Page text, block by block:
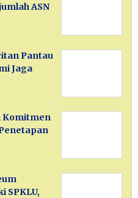
ASN
Pantau
Jaga
Komitmen
SPKLU,